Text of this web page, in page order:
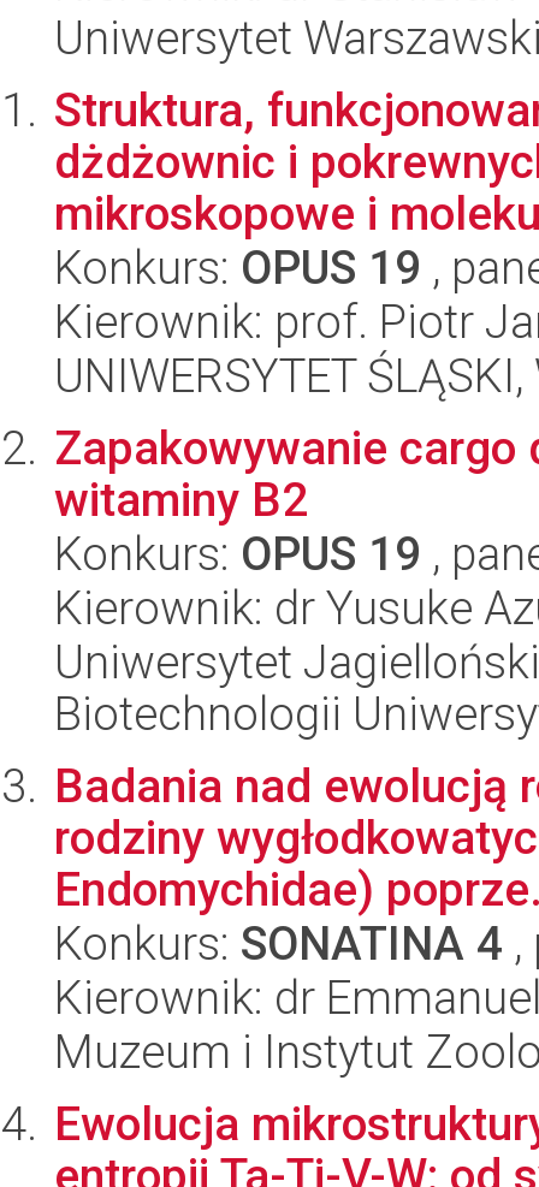
Uniwersytet
Struktura,
dżdżownic i
mikroskopowe i
Konkurs: OPUS 19 ,
Kierownik: prof. Piotr
UNIWERSYTET
Zapakowywanie cargo
witaminy B2
Konkurs: OPUS 19 ,
Kierownik: dr Yusuke
Uniwersytet
Biotechnologii
Badania nad ewolucją
rodziny
Endomychidae)
Konkurs: SONATINA 4
Kierownik: dr
Muzeum i Instytut
Ewolucja
entropii Ta-Ti-V-W: od